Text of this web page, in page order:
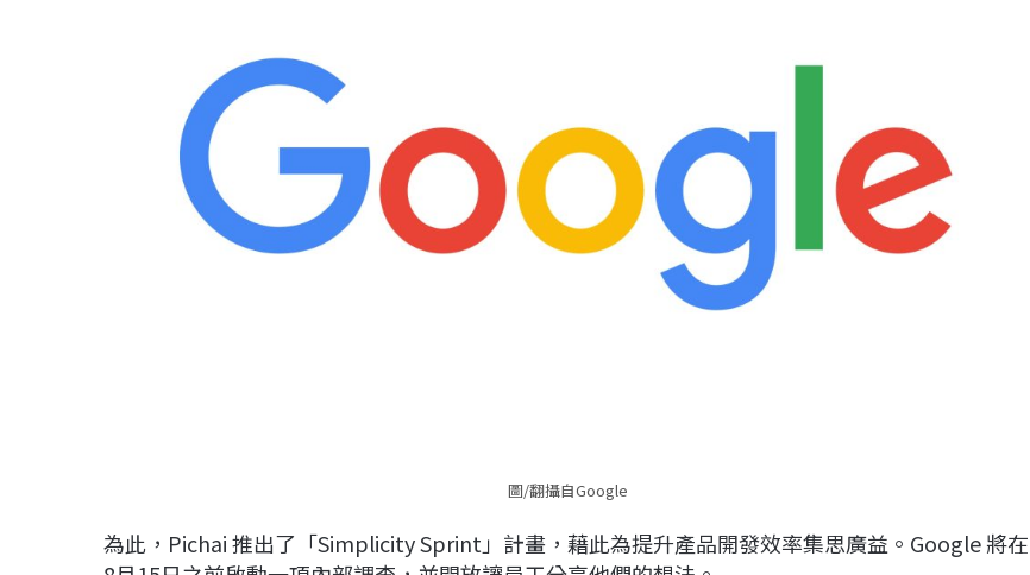
圖/翻攝自Google
為此，Pichai 推出了「Simplicity Sprint」計畫，藉此為提升產品開發效率集思廣益。Google 將在